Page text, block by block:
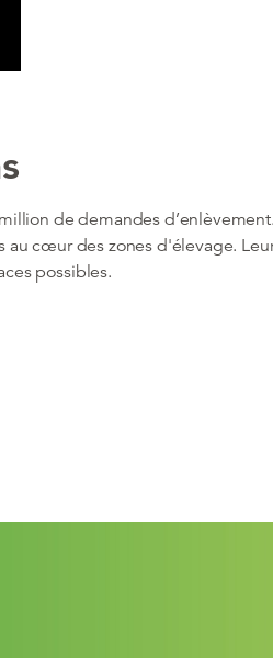
de demandes
au cœur des zones d'élevage.
possibles.